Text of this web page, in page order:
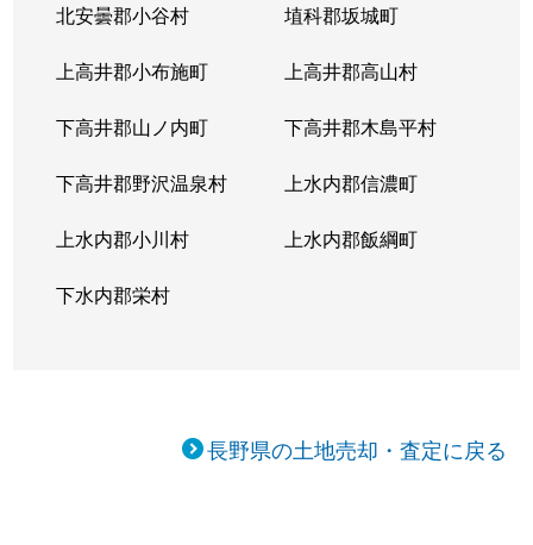
北安曇郡小谷村 埴科郡坂城町
上高井郡小布施町 上高井郡高山村
下高井郡山ノ内町 下高井郡木島平村
下高井郡野沢温泉村 上水内郡信濃町
上水内郡小川村 上水内郡飯綱町
下水内郡栄村
長野県の土地売却・査定に戻る